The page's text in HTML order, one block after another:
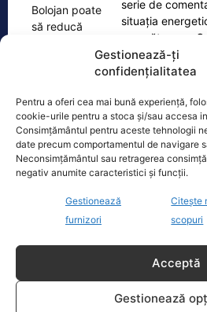
Gestionează-ți
confidențialitatea
Pentru a oferi cea mai bună experiență,
cookie-urile pentru a stoca și/sau accesa
Consimțământul pentru aceste tehnologii
date precum comportamentul de navigare
Neconsimțământul sau retragerea
negativ anumite caracteristici și funcții.
Gestionează
furnizori
Citește
scopuri
Acceptă
Gestionează
serie de
situația
e următoarea.
Oficiul de Știri
Cele 4 barje pentru
Bala vor fi…
Cele 4 barje
august.